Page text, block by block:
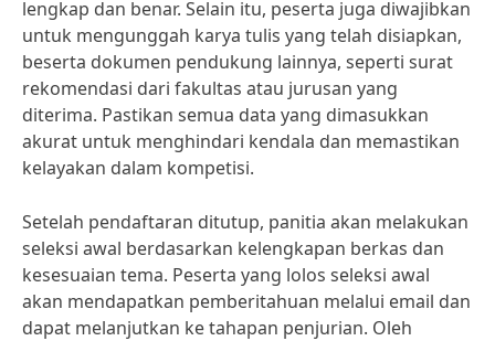
lengkap dan benar. Selain itu, peserta juga diwajibkan
untuk mengunggah karya tulis yang telah disiapkan,
beserta dokumen pendukung lainnya, seperti surat
rekomendasi dari fakultas atau jurusan yang
diterima. Pastikan semua data yang dimasukkan
akurat untuk menghindari kendala dan memastikan
kelayakan dalam kompetisi.
Setelah pendaftaran ditutup, panitia akan melakukan
seleksi awal berdasarkan kelengkapan berkas dan
kesesuaian tema. Peserta yang lolos seleksi awal
akan mendapatkan pemberitahuan melalui email dan
dapat melanjutkan ke tahapan penjurian. Oleh